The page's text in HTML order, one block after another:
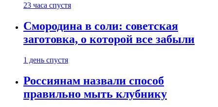
23 часа спустя
Смородина в соли: советская
заготовка, о которой все забыли
1 день спустя
Россиянам назвали способ
правильно мыть клубнику